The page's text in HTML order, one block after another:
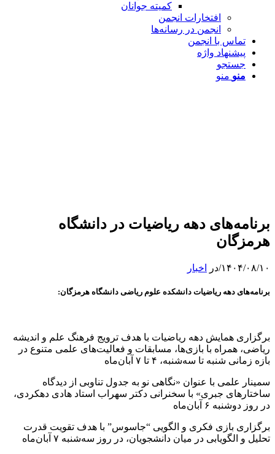
کمیته جوانان
افتخارات انجمن
انجمن در رسانه‌ها
تماس با انجمن
پیشنهاد واژه
جستجو
منو منو
برنامه‌های دهه ریاضیات در دانشگاه
هرمزگان
۱۴۰۴/۰۸/۱۰/در اخبار
برنامه‌های دهه ریاضیات دانشکده علوم ریاضی دانشگاه هرمزگان:
برگزاری همایش دهه ریاضیات با هدف ترویج فرهنگ علم و اندیشه
ریاضی، همراه با بازی‌ها، مسابقات و فعالیت‌های علمی متنوع در
بازه زمانی شنبه تا سه‌شنبه، ۴ تا ۷ آبان‌ماه
سمینار علمی با عنوان «نگاهی نو به جدول تناوبی از دیدگاه
ساختارهای جبری» با سخنرانی دکتر سهراب استاد هادی دهکردی،
در روز دوشنبه ۶ آبان‌ماه
برگزاری بازی فکری و الگویی “جاسوس” با هدف تقویت قدرت
تحلیل و الگویابی در میان دانشجویان، در روز سه‌شنبه ۷ آبان‌ماه